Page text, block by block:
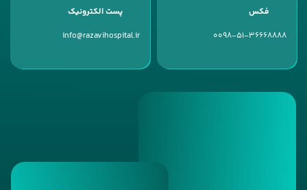
فکس
0098-51-36668888
پست الکترونیک
info@razavihospital.ir